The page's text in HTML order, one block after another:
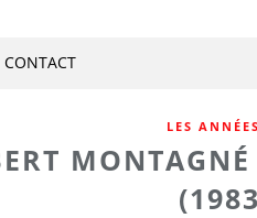
CONTACT
LES